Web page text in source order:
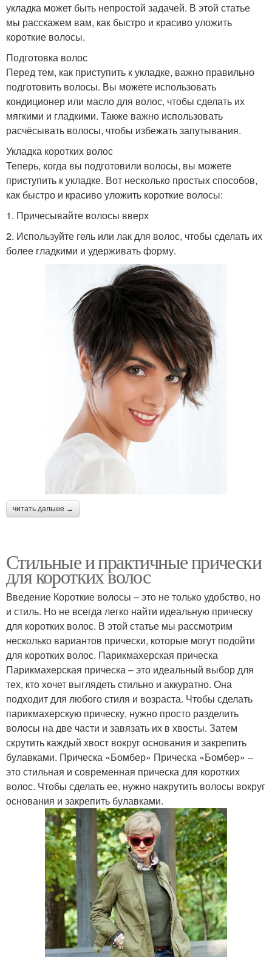
укладка может быть непростой задачей. В этой статье
мы расскажем вам, как быстро и красиво уложить
короткие волосы.
Подготовка волос
Перед тем, как приступить к укладке, важно правильно
подготовить волосы. Вы можете использовать
кондиционер или масло для волос, чтобы сделать их
мягкими и гладкими. Также важно использовать
расчёсывать волосы, чтобы избежать запутывания.
Укладка коротких волос
Теперь, когда вы подготовили волосы, вы можете
приступить к укладке. Вот несколько простых способов,
как быстро и красиво уложить короткие волосы:
1. Причесывайте волосы вверх
2. Используйте гель или лак для волос, чтобы сделать их
более гладкими и удерживать форму.
читать дальше →
Стильные и практичные прически
для коротких волос
Введение Короткие волосы – это не только удобство, но
и стиль. Но не всегда легко найти идеальную прическу
для коротких волос. В этой статье мы рассмотрим
несколько вариантов прически, которые могут подойти
для коротких волос. Парикмахерская прическа
Парикмахерская прическа – это идеальный выбор для
тех, кто хочет выглядеть стильно и аккуратно. Она
подходит для любого стиля и возраста. Чтобы сделать
парикмахерскую прическу, нужно просто разделить
волосы на две части и завязать их в хвосты. Затем
скрутить каждый хвост вокруг основания и закрепить
булавками. Прическа «Бомбер» Прическа «Бомбер» –
это стильная и современная прическа для коротких
волос. Чтобы сделать ее, нужно накрутить волосы вокруг
основания и закрепить булавками.